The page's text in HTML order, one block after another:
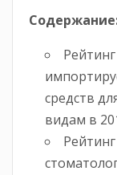
средств
видам в